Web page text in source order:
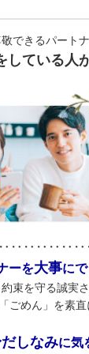
できるパート
している人
ーを大事に
束を守る誠実
ごめん」を素
しなみに気